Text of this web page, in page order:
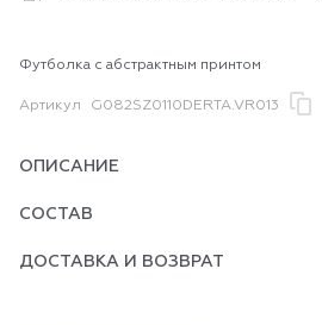
Футболка с абстрактным принтом
Артикул G082SZ0110DERTA.VR013
ОПИСАНИЕ
СОСТАВ
ДОСТАВКА И ВОЗВРАТ